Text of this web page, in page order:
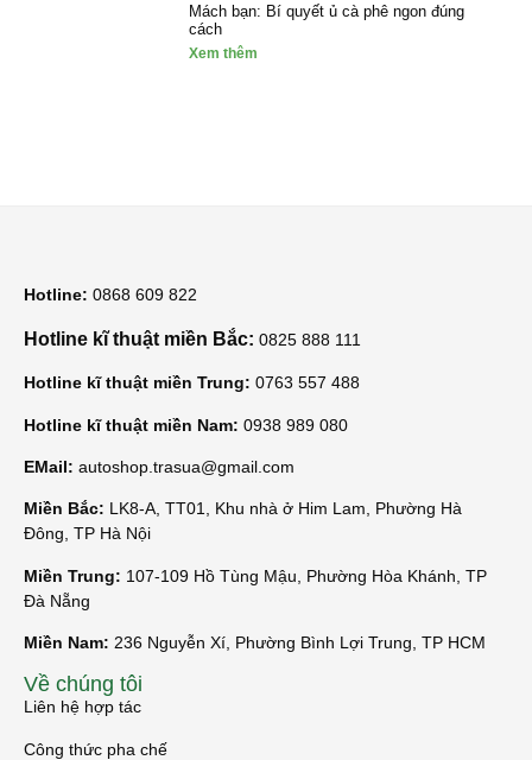
Mách bạn: Bí quyết ủ cà phê ngon đúng
cách
Xem thêm
Hotline: 0868 609 822
Hotline kĩ thuật miền Bắc: 0825 888 111
Hotline kĩ thuật miền Trung: 0763 557 488
Hotline kĩ thuật miền Nam: 0938 989 080
EMail: autoshop.trasua@gmail.com
Miền Bắc: LK8-A, TT01, Khu nhà ở Him Lam, Phường Hà
Đông, TP Hà Nội
Miền Trung: 107-109 Hồ Tùng Mậu, Phường Hòa Khánh, TP
Đà Nẵng
Miền Nam: 236 Nguyễn Xí, Phường Bình Lợi Trung, TP HCM
Về chúng tôi
Liên hệ hợp tác
Công thức pha chế